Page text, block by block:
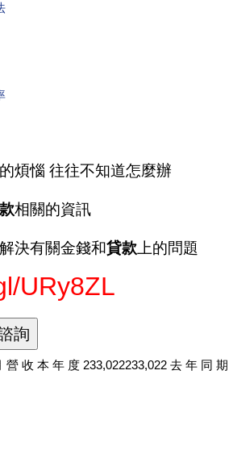
煩惱 往往不知道怎麼辦
相關的資訊
決有關金錢和貸款 上的問題
URy8ZL
收本年度233,022233,022去年同期